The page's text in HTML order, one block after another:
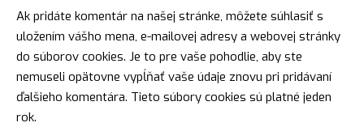
Ak pridáte komentár na našej stránke, môžete súhlasiť s
uložením vášho mena, e-mailovej adresy a webovej stránky
do súborov cookies. Je to pre vaše pohodlie, aby ste
nemuseli opätovne vypĺňať vaše údaje znovu pri pridávaní
ďalšieho komentára. Tieto súbory cookies sú platné jeden
rok.